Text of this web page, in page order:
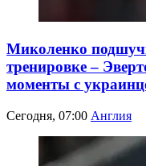
Миколенко
тренировке –
моменты с
Сегодня, 07:00 Англия